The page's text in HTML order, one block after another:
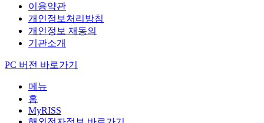
이용약관
개인정보처리방침
개인정보 재동의
기관소개
PC 버전 바로가기
메뉴
홈
MyRISS